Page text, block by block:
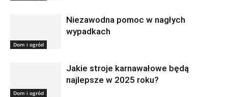
Dom i ogród
Niezawodna pomoc w nagłych
wypadkach
Dom i ogród
Jakie stroje karnawałowe będą
najlepsze w 2025 roku?